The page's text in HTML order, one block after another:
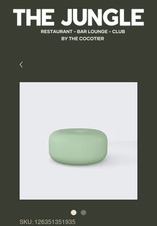
SKU: 126351351935